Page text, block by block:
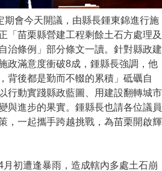
期會今天開議，由縣長鍾東錦進行施
「苗栗縣營建工程剩餘土石方處理及
治條例」部分條文一讀。針對縣政建
政滿意度衝破8成，鍾縣長強調，他
背後都是勤而不輟的累積」砥礪自
行動實踐縣政藍圖、用建設翻轉城市
與進步的果實。鍾縣長也請各位議員
，一起攜手跨越挑戰，為苗栗開啟輝
初遭逢暴雨，造成轄內多處土石崩